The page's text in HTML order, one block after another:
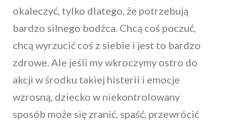
okaleczyć, tylko dlatego, że potrzebują
bardzo silnego bodźca. Chcą coś poczuć,
chcą wyrzucić coś z siebie i jest to bardzo
zdrowe. Ale jeśli my wkroczymy ostro do
akcji w środku takiej histerii i emocje
wzrosną, dziecko w niekontrolowany
sposób może się zranić, spaść, przewrócić